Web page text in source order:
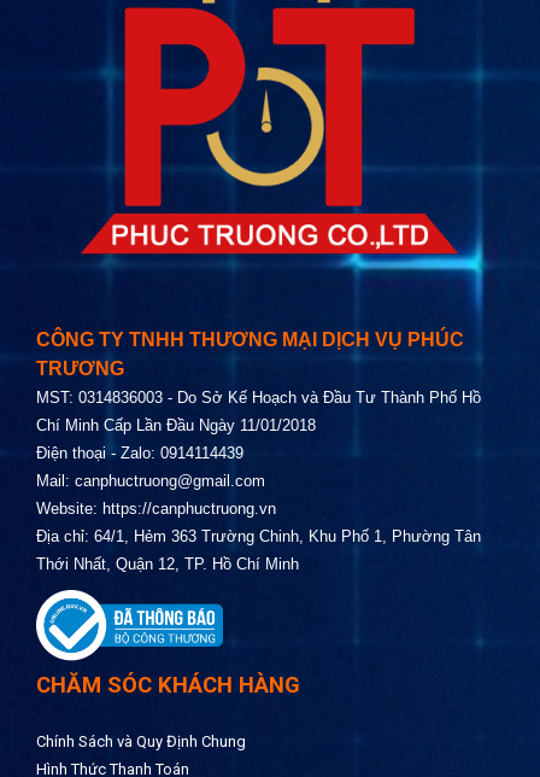
CÔNG TY TNHH THƯƠNG MẠI DỊCH VỤ PHÚC
TRƯƠNG
MST: 0314836003 - Do Sở Kế Hoạch và Đầu Tư Thành Phố Hồ
Chí Minh Cấp Lần Đầu Ngày 11/01/2018
Điện thoại - Zalo: 0914114439
Mail: canphuctruong@gmail.com
Website: https://canphuctruong.vn
Địa chỉ: 64/1, Hẻm 363 Trường Chinh, Khu Phố 1, Phường Tân
Thới Nhất, Quận 12, TP. Hồ Chí Minh
CHĂM SÓC KHÁCH HÀNG
Chính Sách và Quy Định Chung
Hình Thức Thanh Toán